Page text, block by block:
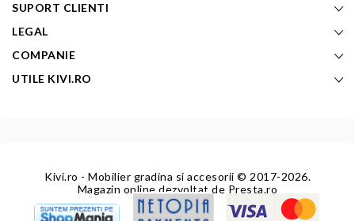
SUPORT CLIENTI
LEGAL
COMPANIE
UTILE KIVI.RO
Kivi.ro - Mobilier gradina si accesorii © 2017-2026.
Magazin online dezvoltat de Presta.ro